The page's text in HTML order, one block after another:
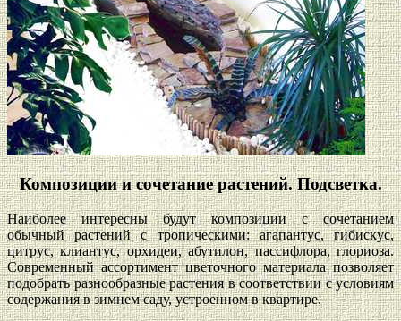
Композиции и сочетание растений. Подсветка.
Наиболее интересны будут композиции с сочетанием
обычный растений с тропическими: агапантус, гибискус,
цитрус, клиантус, орхидеи, абутилон, пассифлора, глориоза.
Современный ассортимент цветочного материала позволяет
подобрать разнообразные растения в соответствии с условиям
содержания в зимнем саду, устроенном в квартире.